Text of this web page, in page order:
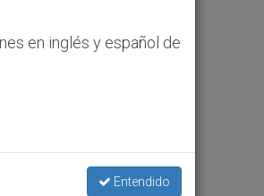
en inglés y español de
Entendido